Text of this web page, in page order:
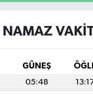
GÜNEŞ
05:48